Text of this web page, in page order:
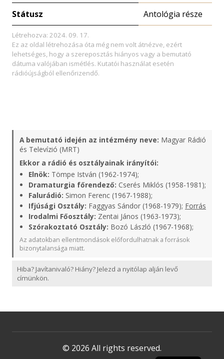
Státusz Antológia része
Létrehozva: 2024. 09. 17.
Ez az oldal létrehozása óta még nem volt átnézve, ezért
lehetséges, hogy a szereposztás hiányos vagy a bemutató
dátuma valójában ismétlés. Kutatói használat esetén
rádióújságból ellenőrizendő.
A bemutató idején az intézmény neve: Magyar Rádió
és Televízió (MRT)
Ekkor a rádió és osztályainak irányítói:
Elnök: Tömpe István (1962-1974);
Dramaturgia főrendező: Cserés Miklós (1958-1981);
Falurádió: Simon Ferenc (1967-1988);
Ifjúsági Osztály: Faggyas Sándor (1968-1979); Forrás
Irodalmi Főosztály: Zentai János (1963-1973);
Szórakoztató Osztály: Bozó László (1967-1968);
Az adatokban ellentmondások előfordulhatnak a források
bizonytalansága miatt.
Hiba? Javítanivaló? Hiány? Jelezd a nyitólap alján levő
címünkön.
© 2026 All rights reserved.